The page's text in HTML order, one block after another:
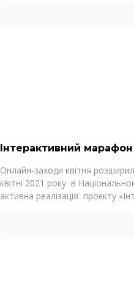
Інтерактивний марафон
Онлайн-заходи квітня
квітні 2021 року в
активна реалізація проєкту